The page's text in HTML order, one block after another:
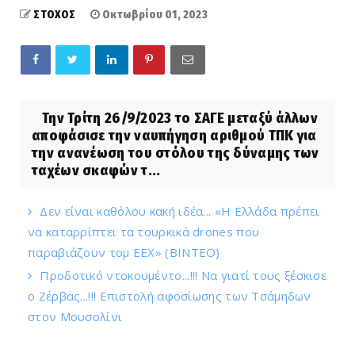
ΣΤΟΧΟΣ Οκτωβρίου 01, 2023
Την Τρίτη 26/9/2023 το ΣΑΓΕ μεταξύ άλλων
αποφάσισε την ναυπήγηση αριθμού ΤΠΚ για
την ανανέωση του στόλου της δύναμης των
ταχέων σκαφών τ...
Δεν είναι καθόλου κακή ιδέα... «Η Ελλάδα πρέπει
να καταρρίπτει τα τουρκικά drones που
παραβιάζουν τομ ΕΕΧ» (ΒΙΝΤΕΟ)
Προδοτικό ντοκουμέντο...!!! Να γιατί τους ξέσκισε
ο Ζέρβας...!!! Επιστολή αφοσίωσης των Τσάμηδων
στον Μουσολίνι